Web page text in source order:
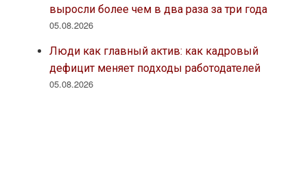
выросли более чем в два раза за три года
05.08.2026
Люди как главный актив: как кадровый
дефицит меняет подходы работодателей
05.08.2026